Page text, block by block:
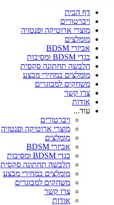
דף הבית
ויברטורים
מוצרי ארוטיקה ופנטזיה
מומלצים
אביזרי BDSM
בגדי BDSM ומסיבות
הלבשה תחתונה סקסית
מומלצים במחירי מבצע
משחקים למבוגרים
צרו קשר
אודות
עוד...
ויברטורים
מוצרי ארוטיקה ופנטזיה
מומלצים
אביזרי BDSM
בגדי BDSM ומסיבות
הלבשה תחתונה סקסית
מומלצים במחירי מבצע
משחקים למבוגרים
צרו קשר
אודות